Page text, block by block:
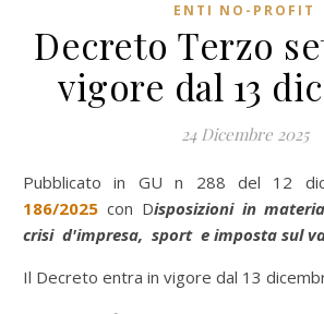
ENTI NO-PROFIT
Decreto Terzo
vigore dal 13
24 Dicembre 2025
Pubblicato in GU n 288 del 12
186/2025 con Disposizioni in
crisi d'impresa, sport e imposta sul
Il Decreto entra in vigore dal 13